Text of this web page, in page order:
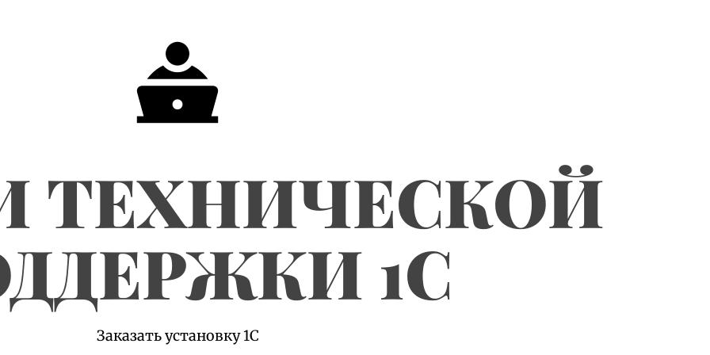
ТЕХНИЧЕСКОЙ
1С
Заказать установку 1С